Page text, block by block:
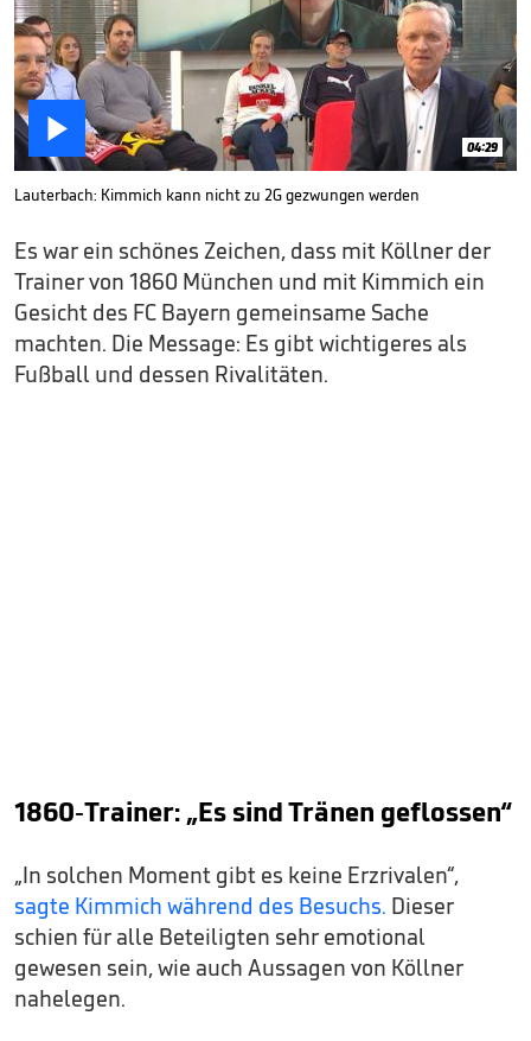
 04:29
Lauterbach: Kimmich kann nicht zu 2G gezwungen werden
Es war ein schönes Zeichen, dass mit Köllner der
Trainer von 1860 München und mit Kimmich ein
Gesicht des FC Bayern gemeinsame Sache
machten. Die Message: Es gibt wichtigeres als
Fußball und dessen Rivalitäten.
1860-Trainer: „Es sind Tränen geflossen“
„In solchen Moment gibt es keine Erzrivalen“,
sagte Kimmich während des Besuchs. Dieser
schien für alle Beteiligten sehr emotional
gewesen sein, wie auch Aussagen von Köllner
nahelegen.